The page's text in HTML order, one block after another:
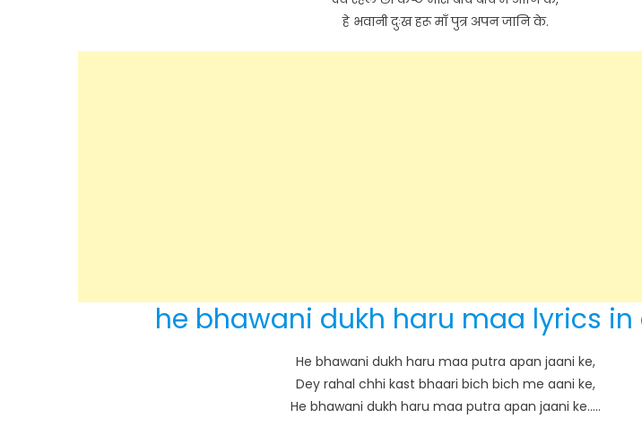
हे भवानी दुःख हरू माँ पुत्र अपन जानि के.
he bhawani dukh haru maa lyrics in
He bhawani dukh haru maa putra apan jaani ke,
Dey rahal chhi kast bhaari bich bich me aani ke,
He bhawani dukh haru maa putra apan jaani ke…..